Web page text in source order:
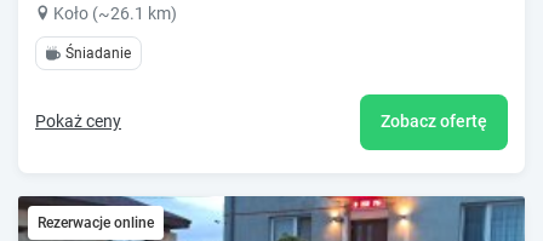
Koło (~26.1 km)
Śniadanie
Pokaż ceny Zobacz ofertę
Rezerwacje online